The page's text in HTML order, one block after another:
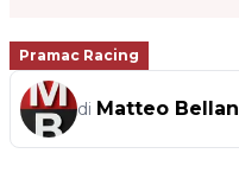
Pramac Racing
di Matteo Bellan